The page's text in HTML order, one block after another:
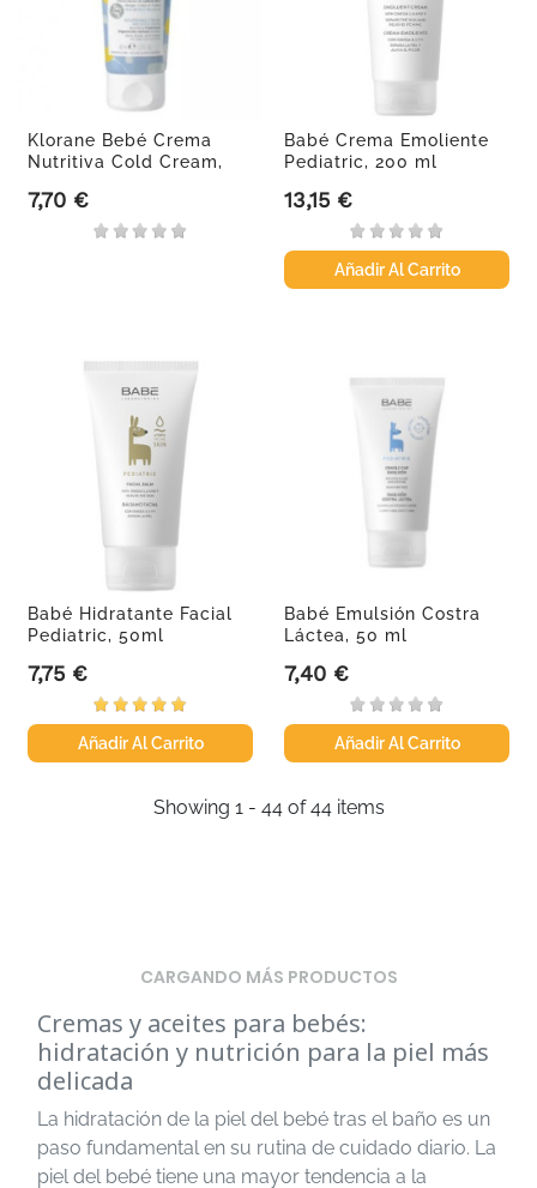
Klorane Bebé Crema
Nutritiva Cold Cream,
Precio
7,70 €
Babé Crema Emoliente
Pediatric, 200 ml
Precio
13,15 €
Añadir Al Carrito
Babé Hidratante Facial
Pediatric, 50ml
Precio
7,75 €
Añadir Al Carrito
Babé Emulsión Costra
Láctea, 50 ml
Precio
7,40 €
Añadir Al Carrito
Showing 1 - 44 of 44 items
CARGANDO MÁS PRODUCTOS
Cremas y aceites para bebés:
hidratación y nutrición para la piel más
delicada
La hidratación de la piel del bebé tras el baño es un
paso fundamental en su rutina de cuidado diario. La
piel del bebé tiene una mayor tendencia a la